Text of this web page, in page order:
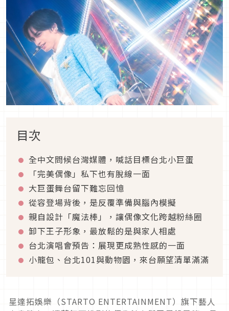
目次
全中文問候台灣媒體，喊話目標台北小巨蛋
「完美偶像」私下也有脫線一面
大巨蛋舞台留下難忘回憶
從容登場背後，是反覆準備與腦內模擬
親自設計「魔法棒」，讓偶像文化跨越粉絲圈
卸下王子形象，最放鬆的是與家人相處
台北演唱會預告：展現更成熟性感的一面
小籠包、台北101與動物園，來台願望清單滿滿
星達拓娛樂（STARTO ENTERTAINMENT）旗下藝人